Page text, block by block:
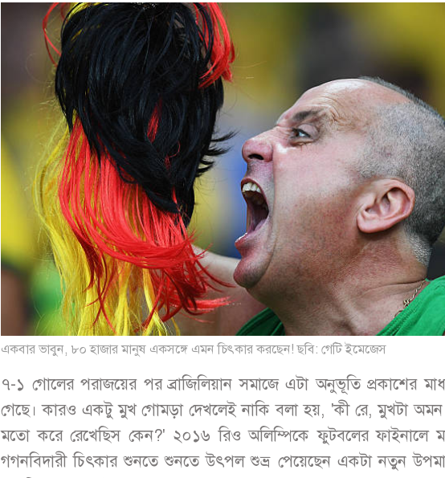
একবার ভাবুন, ৮০ হাজার মানুষ একসঙ্গে এমন চিৎকার করছেন! ছবি: গেটি ইমেজেস
৭-১ গোলের পরাজয়ের পর ব্রাজিলিয়ান সমাজে এটা অনুভূতি প্রকাশের
গেছে। কারও একটু মুখ গোমড়া দেখলেই নাকি বলা হয়, 'কী রে, মুখটা
মতো করে রেখেছিস কেন?' ২০১৬ রিও অলিম্পিকে ফুটবলের ফাইনালে
গগনবিদারী চিৎকার শুনতে শুনতে উৎপল শুভ্র পেয়েছেন একটা নতুন